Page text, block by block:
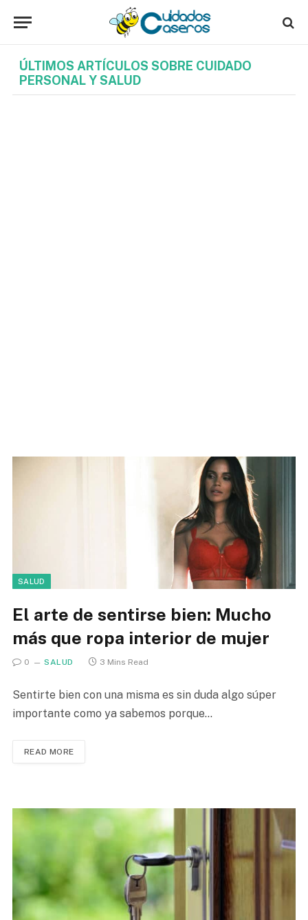
ÚLTIMOS ARTÍCULOS SOBRE CUIDADO
PERSONAL Y SALUD
SALUD
El arte de sentirse bien: Mucho
más que ropa interior de mujer
0 SALUD 3 Mins Read
Sentirte bien con una misma es sin duda algo súper
importante como ya sabemos porque…
READ MORE